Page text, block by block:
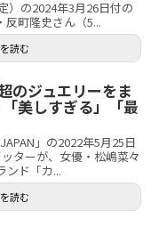
）の2024年3月26日付の
反町隆史さん（5...
読む
のジュエリーをま
美しすぎる」「最
」の2022年5月25日
ターが、女優・松嶋菜々
ンド「カ...
読む